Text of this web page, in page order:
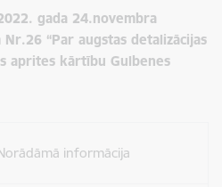
gada 24.novembra
“Par augstas detalizācijas
aprites kārtību Gulbenes
informācija